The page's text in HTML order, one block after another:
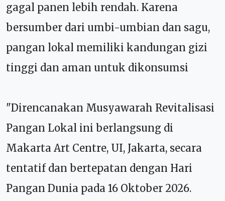
gagal panen lebih rendah. Karena
bersumber dari umbi-umbian dan sagu,
pangan lokal memiliki kandungan gizi
tinggi dan aman untuk dikonsumsi
"Direncanakan Musyawarah Revitalisasi
Pangan Lokal ini berlangsung di
Makarta Art Centre, UI, Jakarta, secara
tentatif dan bertepatan dengan Hari
Pangan Dunia pada 16 Oktober 2026.